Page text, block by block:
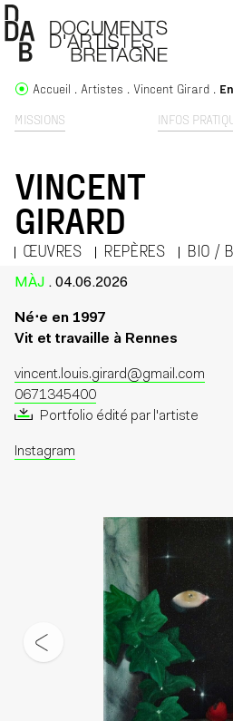
MISSIONS INFOS
Accueil Artistes Vincent Girard
VINCENT
GIRARD
ŒUVRES REPÈRES BIO /
MÀJ . 04.06.2026
Né⋅e en 1997
Vit et travaille à Rennes
vincent.louis.girard@gmail.com
0671345400
Portfolio édité par l'artiste
Instagram